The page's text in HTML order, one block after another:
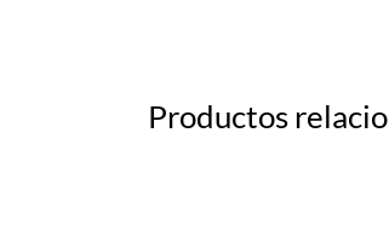
Productos